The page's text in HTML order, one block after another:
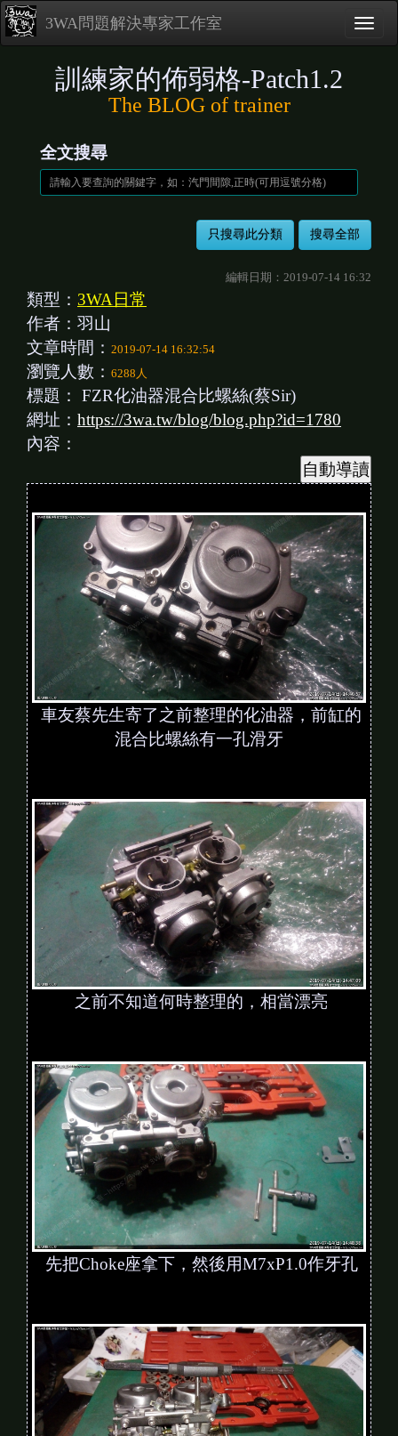
3WA問題解決專家工作室
訓練家的佈弱格-Patch1.2
The BLOG of trainer
全文搜尋
編輯日期：2019-07-14 16:32
類型： 3WA日常
作者：羽山
文章時間： 2019-07-14 16:32:54
瀏覽人數： 6288人
標題： FZR化油器混合比螺絲(蔡Sir)
網址： https://3wa.tw/blog/blog.php?id=1780
內容：
車友蔡先生寄了之前整理的化油器，前缸的
混合比螺絲有一孔滑牙
之前不知道何時整理的，相當漂亮
先把Choke座拿下，然後用M7xP1.0作牙孔